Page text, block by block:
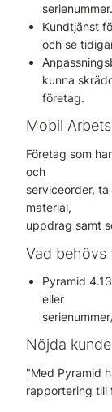
serienummer.
Kundtjänst
och se
kunna
företag.
Mobil
Företag som
och
serviceorder,
material,
uppdrag samt
Vad behövs
Pyramid
eller
Nöjda
"Med Pyramid
rapportering till